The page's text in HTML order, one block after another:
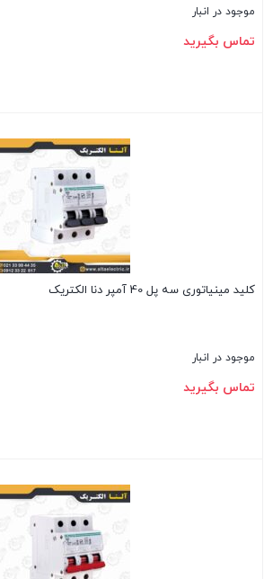
موجود در انبار
تماس بگیرید
کلید مینیاتوری سه پل 40 آمپر دنا الکتریک
موجود در انبار
تماس بگیرید